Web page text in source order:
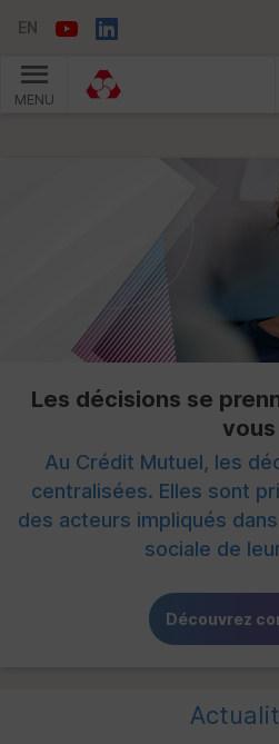
EN
MENU
Les décisions se
vous
Au Crédit Mutuel, les
centralisées. Elles sont
des acteurs impliqués
sociale de
Découvrez